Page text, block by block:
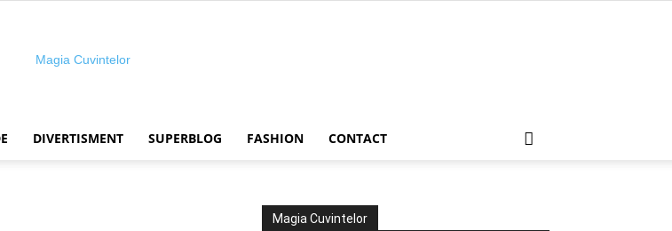
DIVERTISMENT SUPERBLOG FASHION CONTACT
Magia Cuvintelor